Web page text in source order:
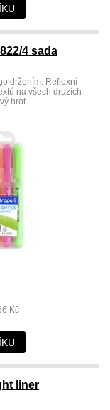
4 sada
držením. Reflexní
na všech druzích
hrot.
Kč
liner